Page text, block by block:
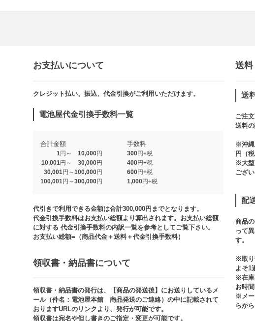
お支払いについて
クレジット払い、振込、代金引換がご利用いただけます。​​
電池屋代金引換手数料一覧
合計金額 手数料
1円～ 10,000円
300円+税
10,001円～ 30,000円
400円+税
30,001円～100,000円
600円+税
100,001円～300,000円
1,000円+税​
代引きで利用できる金額は合計300,000円までとなります。
代金引換手数料はお支払い総額より算出されます。お支払い総額
に対する 代金引換手数料の内訳一覧を参考としてご覧下さい。​
お支払い総額=（商品代金＋送料＋代金引換手数料）​
領収書・納品書について​
領収書・納品書の発行は、【商品の発送後】にお送りしているメ
ール（件名：電池屋本館 商品発送のご連絡）の中に記載されて
おりますURLのリンクより、発行が可能です。
領収書は宛名や但し書きのご指定・変更が可能です。​​
送
送
ご注
送料
※沖縄
円（
※大型
ござい
配
商品
って
す。​
※取り
よそ1
※在庫
お時
※メー
らか